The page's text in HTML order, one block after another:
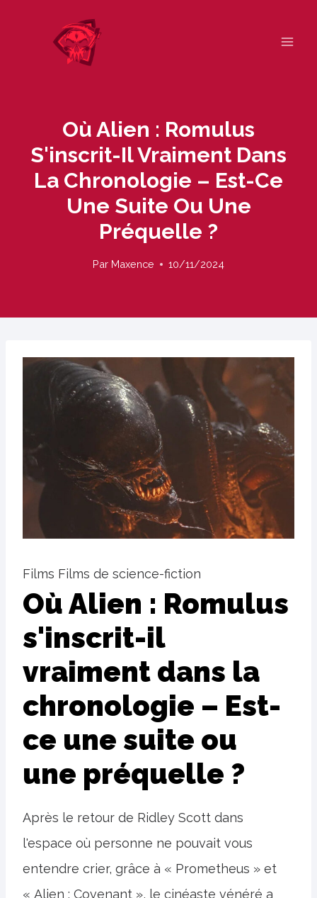
Où Alien : Romulus
S'inscrit-Il Vraiment Dans
La Chronologie – Est-Ce
Une Suite Ou Une
Préquelle ?
Par Maxence 10/11/2024
Films Films de science-fiction
Où Alien : Romulus
s'inscrit-il
vraiment dans la
chronologie – Est-
ce une suite ou
une préquelle ?
Après le retour de Ridley Scott dans
l'espace où personne ne pouvait vous
entendre crier, grâce à « Prometheus » et
« Alien : Covenant », le cinéaste vénéré a